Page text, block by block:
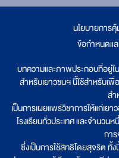
นโยบายการ
ข้อกำหนดแ
บทความและภาพประกอบที่อยู่ใ
สำหรับเยาวชนฯ นี้ใช้สำหรับ
สำ
เป็นการเผยแพร่วิชาการให้แก่เยา
โรงเรียนทั่วประเทศ และจำนว
กา
ซึ่งเป็นการใช้สิทธิโดยสุจริต